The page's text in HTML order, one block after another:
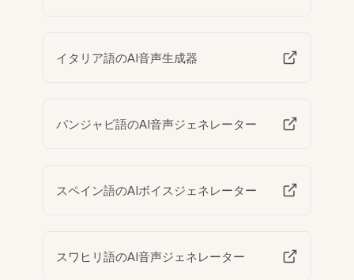
イタリア語のAI音声生成器
パンジャビ語のAI音声ジェネレーター
スペイン語のAIボイスジェネレーター
スワヒリ語のAI音声ジェネレーター